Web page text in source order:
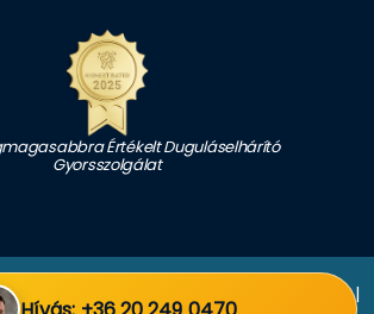
Értékelt Duguláselhárító
Gyorsszolgálat
Budapest, Pest megye |